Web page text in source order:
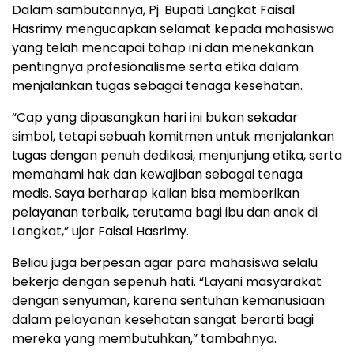
Dalam sambutannya, Pj. Bupati Langkat Faisal
Hasrimy mengucapkan selamat kepada mahasiswa
yang telah mencapai tahap ini dan menekankan
pentingnya profesionalisme serta etika dalam
menjalankan tugas sebagai tenaga kesehatan.
“Cap yang dipasangkan hari ini bukan sekadar
simbol, tetapi sebuah komitmen untuk menjalankan
tugas dengan penuh dedikasi, menjunjung etika, serta
memahami hak dan kewajiban sebagai tenaga
medis. Saya berharap kalian bisa memberikan
pelayanan terbaik, terutama bagi ibu dan anak di
Langkat,” ujar Faisal Hasrimy.
Beliau juga berpesan agar para mahasiswa selalu
bekerja dengan sepenuh hati. “Layani masyarakat
dengan senyuman, karena sentuhan kemanusiaan
dalam pelayanan kesehatan sangat berarti bagi
mereka yang membutuhkan,” tambahnya.